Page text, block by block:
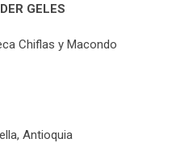
GELES
Chiflas y Macondo
Antioquia